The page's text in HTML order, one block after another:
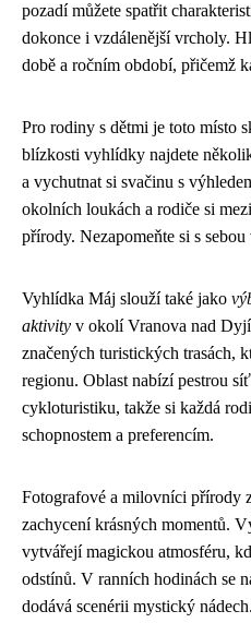
pozadí můžete spatřit
dokonce i vzdálenější vrcholy.
době a ročním období, přičemž
Pro rodiny s dětmi je toto místo
blízkosti vyhlídky najdete
a vychutnat si svačinu s
okolních loukách a rodiče si
přírody. Nezapomeňte si s
Vyhlídka Máj slouží také jako
aktivity v okolí Vranova nad
značených turistických trasách,
regionu. Oblast nabízí pestrou
cykloturistiku, takže si každá
schopnostem a preferencím.
Fotografové a milovníci přírody
zachycení krásných momentů.
vytvářejí magickou atmosféru,
odstínů. V ranních hodinách se
dodává scenérii mystický